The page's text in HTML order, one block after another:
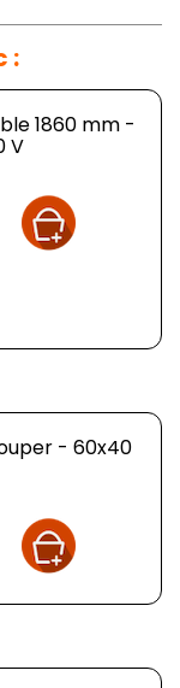
électriques
fraîche
Restauration
- 400 V de
et de
:
1860 mm -
V
- 60x40